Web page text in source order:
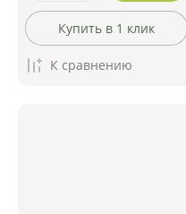
Купить в 1 клик
К сравнению